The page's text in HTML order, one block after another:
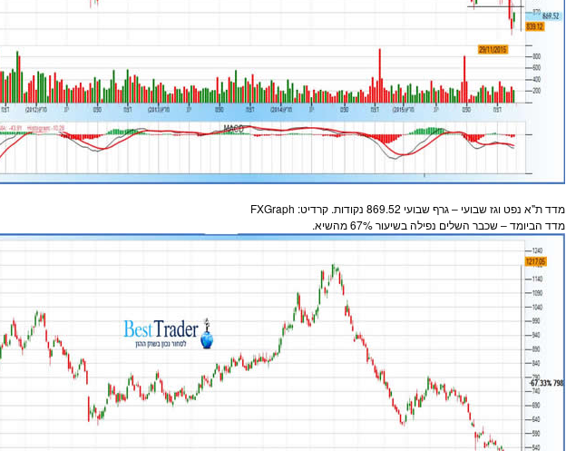
מדד ת"א נפט וגז שבועי – גרף שבועי 869.52 נקודות. קרדיט: FXGraph
מדד הביומד – שכבר השלים נפילה בשיעור 67% מהשיא.